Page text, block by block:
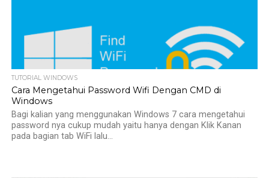
TUTORIAL WINDOWS
Cara Mengetahui Password Wifi Dengan CMD di
Windows
Bagi kalian yang menggunakan Windows 7 cara mengetahui
password nya cukup mudah yaitu hanya dengan Klik Kanan
pada bagian tab WiFi lalu...